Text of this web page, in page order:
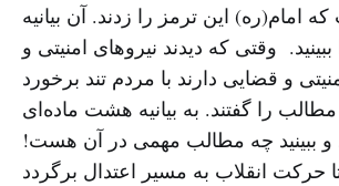
امام(ره) این ترمز را زدند. آن بیانیه
وقتی که دیدند نیروهای امنیتی و
و قضایی دارند با مردم تند برخورد
را گفتند. به بیانیه هشت ماده‌ای
و ببینید چه مطالب مهمی در آن هست!